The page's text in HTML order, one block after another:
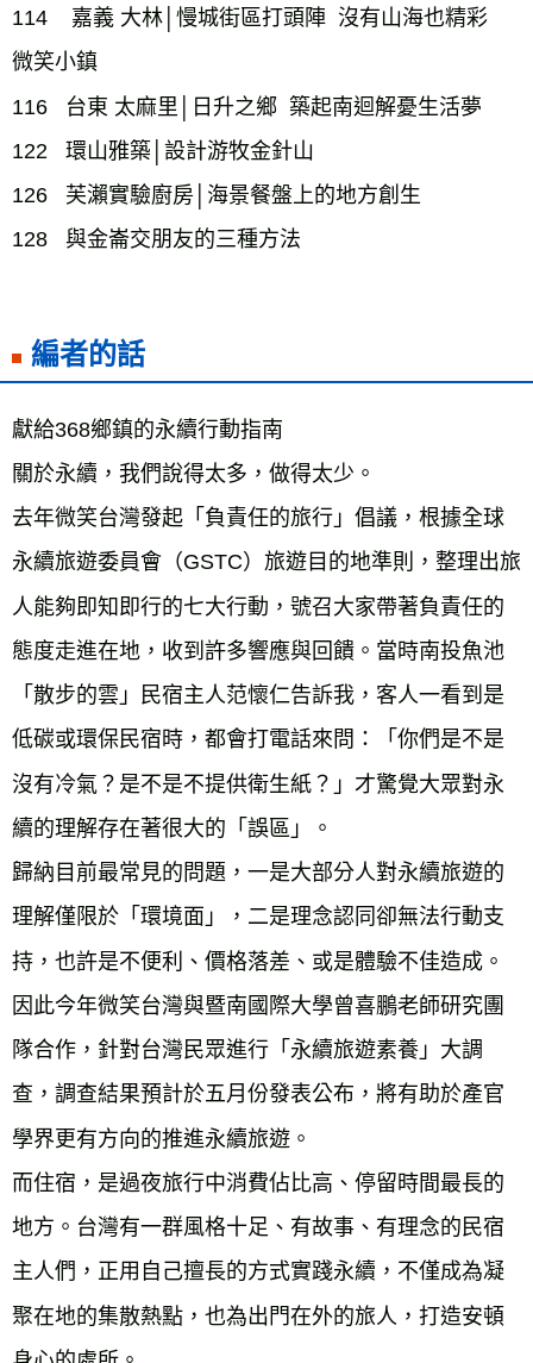
114    嘉義 大林│慢城街區打頭陣  沒有山海也精彩
微笑小鎮
116   台東 太麻里│日升之鄉  築起南迴解憂生活夢
122   環山雅築│設計游牧金針山
126   芙瀨實驗廚房│海景餐盤上的地方創生
編者的話
獻給368鄉鎮的永續行動指南
關於永續，我們說得太多，做得太少。
去年微笑台灣發起「負責任的旅行」倡議，根據全球
永續旅遊委員會（GSTC）旅遊目的地準則，整理出旅
人能夠即知即行的七大行動，號召大家帶著負責任的
態度走進在地，收到許多響應與回饋。當時南投魚池
「散步的雲」民宿主人范懷仁告訴我，客人一看到是
低碳或環保民宿時，都會打電話來問：「你們是不是
沒有冷氣？是不是不提供衛生紙？」才驚覺大眾對永
續的理解存在著很大的「誤區」。
歸納目前最常見的問題，一是大部分人對永續旅遊的
理解僅限於「環境面」，二是理念認同卻無法行動支
持，也許是不便利、價格落差、或是體驗不佳造成。
因此今年微笑台灣與暨南國際大學曾喜鵬老師研究團
隊合作，針對台灣民眾進行「永續旅遊素養」大調
查，調查結果預計於五月份發表公布，將有助於產官
學界更有方向的推進永續旅遊。
而住宿，是過夜旅行中消費佔比高、停留時間最長的
地方。台灣有一群風格十足、有故事、有理念的民宿
主人們，正用自己擅長的方式實踐永續，不僅成為凝
聚在地的集散熱點，也為出門在外的旅人，打造安頓